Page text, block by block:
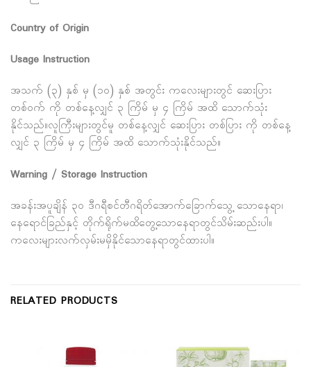
Country of Origin
Usage Instruction
အသက် (၃) နှစ် မှ (၁၀) နှစ် အတွင်း ကလေးများတွင် ဆေးပြား
တစ်ဝက် ကို တစ်နေ့လျှင် ၃ ကြိမ် မှ ၄ ကြိမ် အထိ သောက်သုံး
နိုင်သည်။လူကြီးများတွင်မူ တစ်နေ့လျှင် ဆေးပြား တစ်ပြား ကို တစ်နေ့
လျှင် ၃ ကြိမ် မှ ၄ ကြိမ် အထိ သောက်သုံးနိုင်သည်။
Warning / Storage Instruction
အခန်းအပူချိန် ၃၀ ဒီဂရီစင်တီဂရိတ်အောက်ခြောက်သွေ့ သောနေရာ၊
နေရောင်ခြည်နှင့် တိုက်ရိုက်မထိတွေ့သောနေရာတွင်သိမ်းဆည်းပါ။
ကလေးများလက်လှမ်းမမှိနိုင်သောနေရာတွင်ထားပါ။
RELATED PRODUCTS